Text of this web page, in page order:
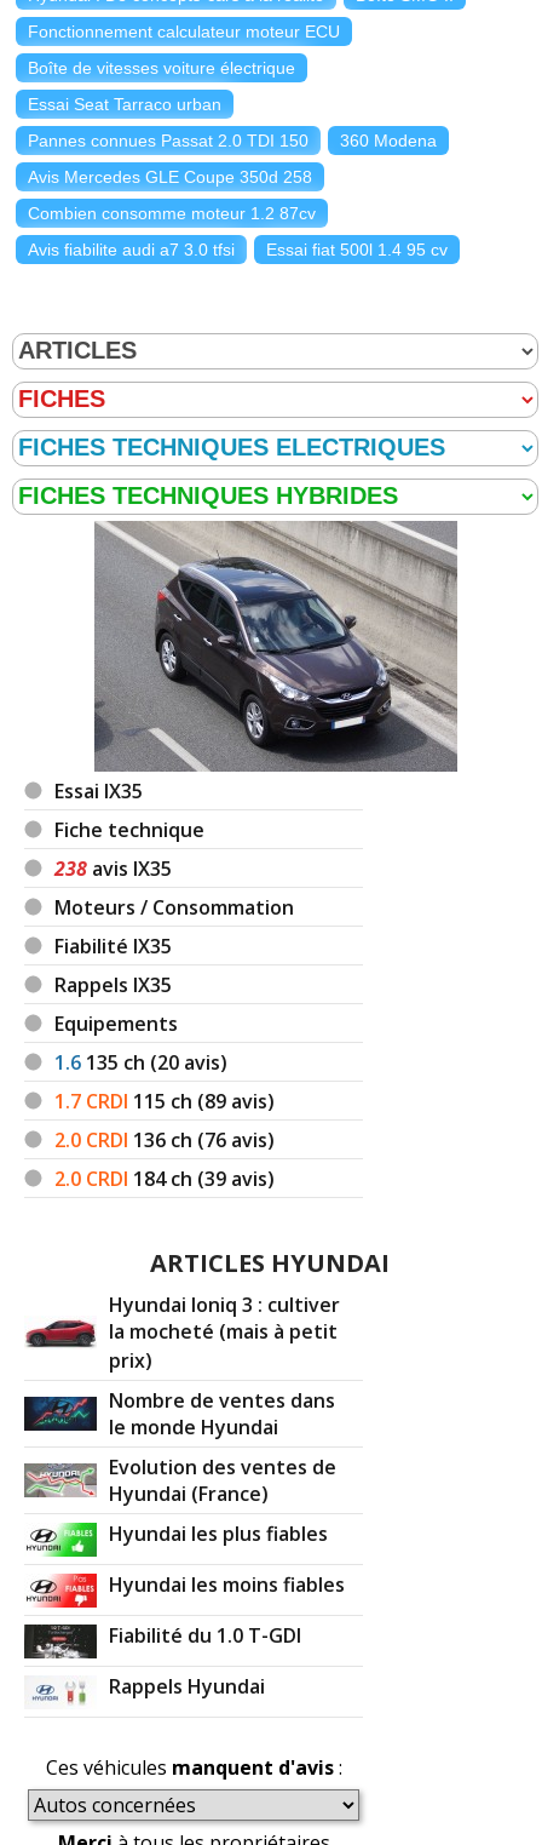
Fonctionnement calculateur moteur ECU
Boîte de vitesses voiture électrique
Essai Seat Tarraco urban
Pannes connues Passat 2.0 TDI 150
360 Modena
Avis Mercedes GLE Coupe 350d 258
Combien consomme moteur 1.2 87cv
Avis fiabilite audi a7 3.0 tfsi
Essai fiat 500l 1.4 95 cv
Essai IX35
Fiche technique
238 avis IX35
Moteurs / Consommation
Fiabilité IX35
Rappels IX35
Equipements
1.6 135 ch (20 avis)
1.7 CRDI 115 ch (89 avis)
2.0 CRDI 136 ch (76 avis)
2.0 CRDI 184ch (39 avis)
ARTICLES HYUNDAI
Hyundai Ioniq 3 : cultiver
la mocheté (mais à petit
prix)
Nombre de ventes dans
le monde Hyundai
Evolution des ventes de
Hyundai (France)
Hyundai les plus fiables
Hyundai les moins fiables
Fiabilité du 1.0 T-GDI
Rappels Hyundai
Ces véhicules manquent d'avis: